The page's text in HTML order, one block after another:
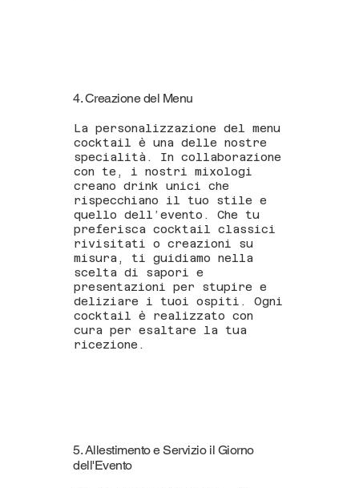
4. Creazione del Menu
La personalizzazione del menu
cocktail è una delle nostre
specialità. In collaborazione
con te, i nostri mixologi
creano drink unici che
rispecchiano il tuo stile e
quello dell’evento. Che tu
preferisca cocktail classici
rivisitati o creazioni su
misura, ti guidiamo nella
scelta di sapori e
presentazioni per stupire e
deliziare i tuoi ospiti. Ogni
cocktail è realizzato con
cura per esaltare la tua
ricezione.
5. Allestimento e Servizio il Giorno
dell'Evento